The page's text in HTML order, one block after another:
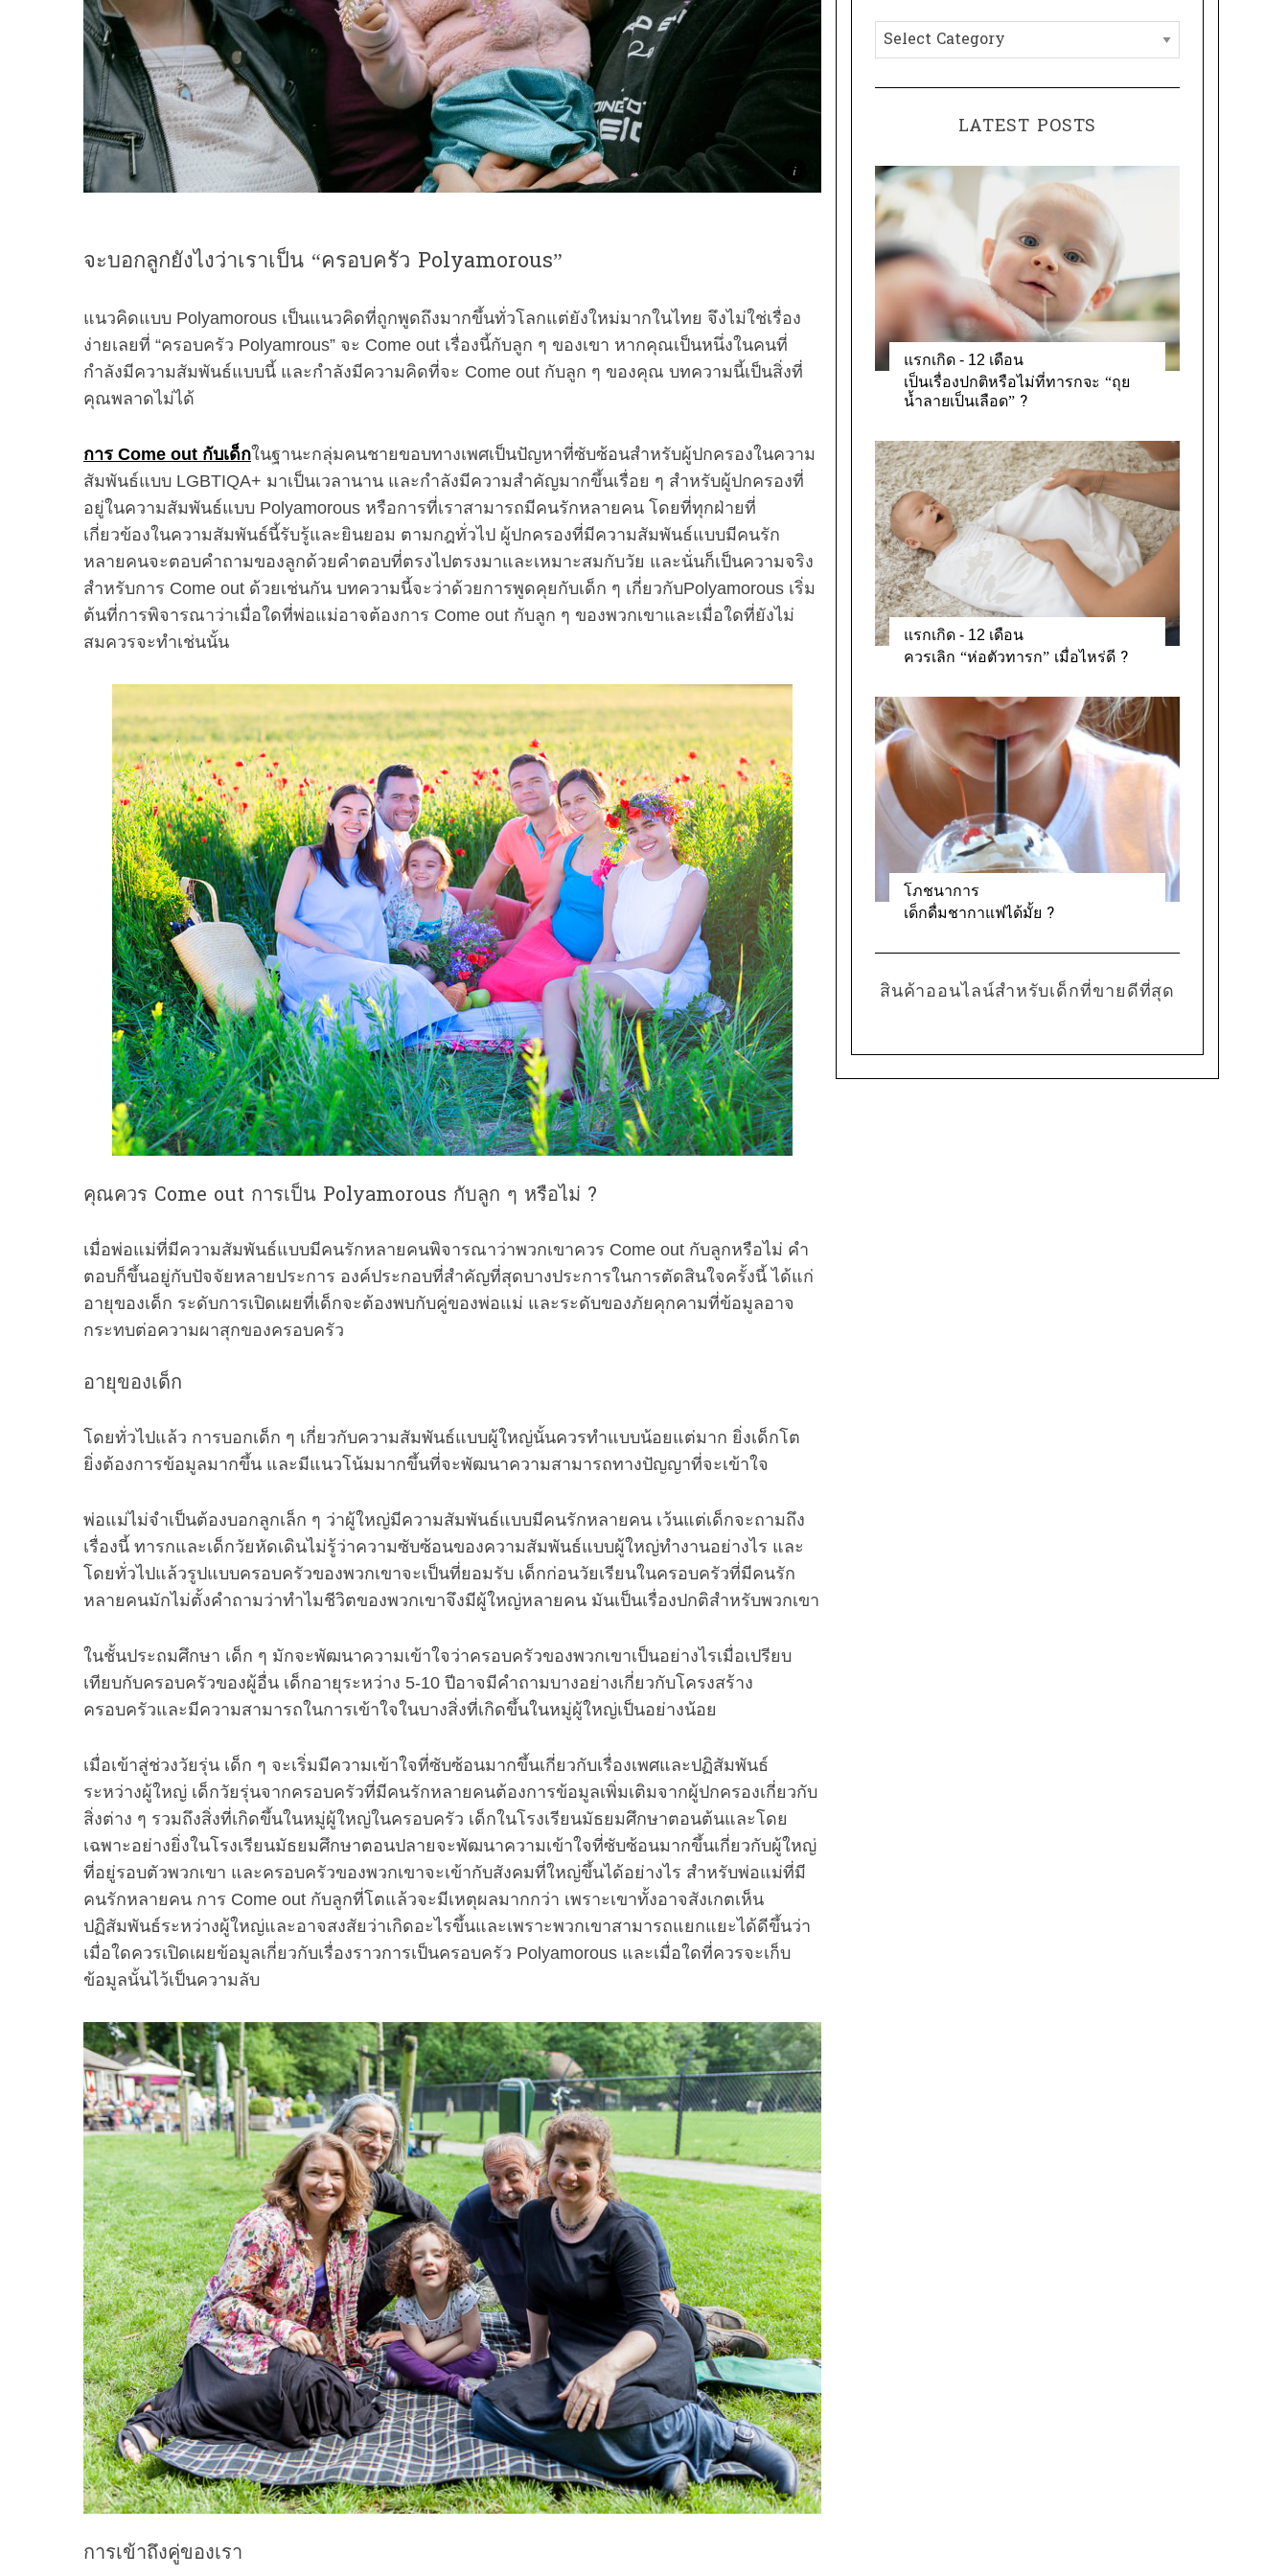
จะบอกลูกยังไงว่าเราเป็น “ครอบครัว Polyamorous”
แนวคิดแบบ Polyamorous เป็นแนวคิดที่ถูกพูดถึงมากขึ้นทั่วโลกแต่ยังใหม่มากในไทย จึงไม่ใช่เรื่อง
ง่ายเลยที่ “ครอบครัว Polyamrous” จะ Come out เรื่องนี้กับลูก ๆ ของเขา หากคุณเป็นหนึ่งในคนที่
กำลังมีความสัมพันธ์แบบนี้ และกำลังมีความคิดที่จะ Come out กับลูก ๆ ของคุณ บทความนี้เป็นสิ่งที่
คุณพลาดไม่ได้
การ Come out กับเด็กในฐานะกลุ่มคนชายขอบทางเพศเป็นปัญหาที่ซับซ้อนสำหรับผู้ปกครองในความ
สัมพันธ์แบบ LGBTIQA+ มาเป็นเวลานาน และกำลังมีความสำคัญมากขึ้นเรื่อย ๆ สำหรับผู้ปกครองที่
อยู่ในความสัมพันธ์แบบ Polyamorous หรือการที่เราสามารถมีคนรักหลายคน โดยที่ทุกฝ่ายที่
เกี่ยวข้องในความสัมพันธ์นี้รับรู้และยินยอม ตามกฎทั่วไป ผู้ปกครองที่มีความสัมพันธ์แบบมีคนรัก
หลายคนจะตอบคำถามของลูกด้วยคำตอบที่ตรงไปตรงมาและเหมาะสมกับวัย และนั่นก็เป็นความจริง
สำหรับการ Come out ด้วยเช่นกัน บทความนี้จะว่าด้วยการพูดคุยกับเด็ก ๆ เกี่ยวกับPolyamorous เริ่ม
ต้นที่การพิจารณาว่าเมื่อใดที่พ่อแม่อาจต้องการ Come out กับลูก ๆ ของพวกเขาและเมื่อใดที่ยังไม่
สมควรจะทำเช่นนั้น
คุณควร Come out การเป็น Polyamorous กับลูก ๆ หรือไม่ ?
เมื่อพ่อแม่ที่มีความสัมพันธ์แบบมีคนรักหลายคนพิจารณาว่าพวกเขาควร Come out กับลูกหรือไม่ คำ
ตอบก็ขึ้นอยู่กับปัจจัยหลายประการ องค์ประกอบที่สำคัญที่สุดบางประการในการตัดสินใจครั้งนี้ ได้แก่
อายุของเด็ก ระดับการเปิดเผยที่เด็กจะต้องพบกับคู่ของพ่อแม่ และระดับของภัยคุกคามที่ข้อมูลอาจ
กระทบต่อความผาสุกของครอบครัว
อายุของเด็ก
โดยทั่วไปแล้ว การบอกเด็ก ๆ เกี่ยวกับความสัมพันธ์แบบผู้ใหญ่นั้นควรทำแบบน้อยแต่มาก ยิ่งเด็กโต
ยิ่งต้องการข้อมูลมากขึ้น และมีแนวโน้มมากขึ้นที่จะพัฒนาความสามารถทางปัญญาที่จะเข้าใจ
พ่อแม่ไม่จำเป็นต้องบอกลูกเล็ก ๆ ว่าผู้ใหญ่มีความสัมพันธ์แบบมีคนรักหลายคน เว้นแต่เด็กจะถามถึง
เรื่องนี้ ทารกและเด็กวัยหัดเดินไม่รู้ว่าความซับซ้อนของความสัมพันธ์แบบผู้ใหญ่ทำงานอย่างไร และ
โดยทั่วไปแล้วรูปแบบครอบครัวของพวกเขาจะเป็นที่ยอมรับ เด็กก่อนวัยเรียนในครอบครัวที่มีคนรัก
หลายคนมักไม่ตั้งคำถามว่าทำไมชีวิตของพวกเขาจึงมีผู้ใหญ่หลายคน มันเป็นเรื่องปกติสำหรับพวกเขา
ในชั้นประถมศึกษา เด็ก ๆ มักจะพัฒนาความเข้าใจว่าครอบครัวของพวกเขาเป็นอย่างไรเมื่อเปรียบ
เทียบกับครอบครัวของผู้อื่น เด็กอายุระหว่าง 5-10 ปีอาจมีคำถามบางอย่างเกี่ยวกับโครงสร้าง
ครอบครัวและมีความสามารถในการเข้าใจในบางสิ่งที่เกิดขึ้นในหมู่ผู้ใหญ่เป็นอย่างน้อย
เมื่อเข้าสู่ช่วงวัยรุ่น เด็ก ๆ จะเริ่มมีความเข้าใจที่ซับซ้อนมากขึ้นเกี่ยวกับเรื่องเพศและปฏิสัมพันธ์
ระหว่างผู้ใหญ่ เด็กวัยรุ่นจากครอบครัวที่มีคนรักหลายคนต้องการข้อมูลเพิ่มเติมจากผู้ปกครองเกี่ยวกับ
สิ่งต่าง ๆ รวมถึงสิ่งที่เกิดขึ้นในหมู่ผู้ใหญ่ในครอบครัว เด็กในโรงเรียนมัธยมศึกษาตอนต้นและโดย
เฉพาะอย่างยิ่งในโรงเรียนมัธยมศึกษาตอนปลายจะพัฒนาความเข้าใจที่ซับซ้อนมากขึ้นเกี่ยวกับผู้ใหญ่
ที่อยู่รอบตัวพวกเขา และครอบครัวของพวกเขาจะเข้ากับสังคมที่ใหญ่ขึ้นได้อย่างไร สำหรับพ่อแม่ที่มี
คนรักหลายคน การ Come out กับลูกที่โตแล้วจะมีเหตุผลมากกว่า เพราะเขาทั้งอาจสังเกตเห็น
ปฏิสัมพันธ์ระหว่างผู้ใหญ่และอาจสงสัยว่าเกิดอะไรขึ้นและเพราะพวกเขาสามารถแยกแยะได้ดีขึ้นว่า
เมื่อใดควรเปิดเผยข้อมูลเกี่ยวกับเรื่องราวการเป็นครอบครัว Polyamorous และเมื่อใดที่ควรจะเก็บ
ข้อมูลนั้นไว้เป็นความลับ
การเข้าถึงคู่ของเรา
r
C
a
t
o
r
i
e
s
LATEST POSTS
แรกเกิด - 12 เดือน
เป็นเรื่องปกติหรือไม่ที่ทารกจะ “ถุย
น้ำลายเป็นเลือด” ?
แรกเกิด - 12 เดือน
ควรเลิก “ห่อตัวทารก” เมื่อไหร่ดี ?
โภชนาการ
เด็กดื่มชากาแฟได้มั้ย ?
สินค้าออนไลน์สำหรับเด็กที่ขายดีที่สุด
S
e
a
r
c
h
f
o
r
: